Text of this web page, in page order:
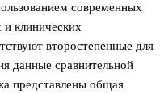
современных
клинических
второстепенные для
данные сравнительной
представлены общая